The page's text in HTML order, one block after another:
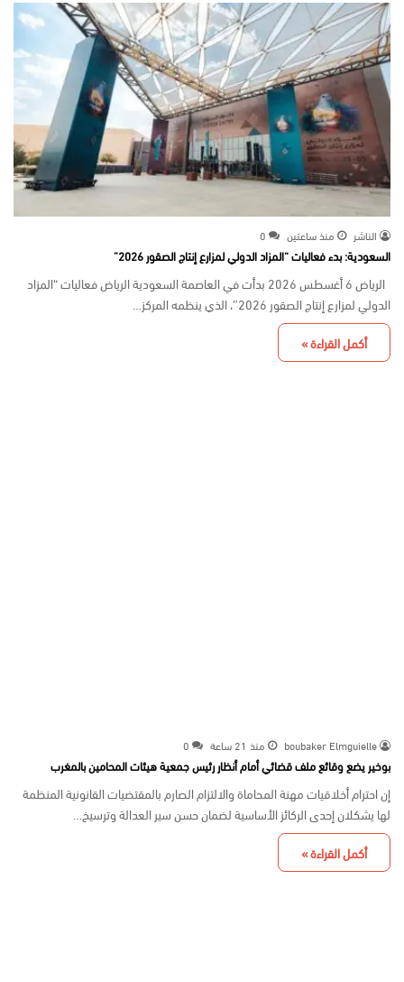
الناشر منذ ساعتين 0
السعودية: بدء فعاليات “المزاد الدولي لمزارع إنتاج الصقور 2026”
الرياض 6 أغسطس 2026 بدأت في العاصمة السعودية الرياض فعاليات “المزاد
الدولي لمزارع إنتاج الصقور 2026″، الذي ينظمه المركز…
أكمل القراءة »
boubaker Elmguielle منذ 21 ساعة 0
بوخير يضع وقائع ملف قضائي أمام أنظار رئيس جمعية هيئات المحامين بالمغرب
إن احترام أخلاقيات مهنة المحاماة والالتزام الصارم بالمقتضيات القانونية المنظمة
لها يشكلان إحدى الركائز الأساسية لضمان حسن سير العدالة وترسيخ…
أكمل القراءة »